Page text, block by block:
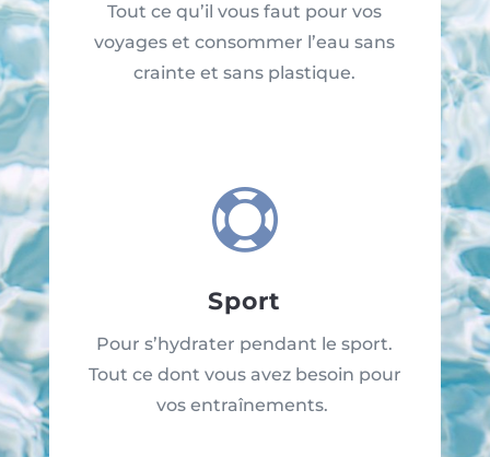
Tout ce qu’il vous faut pour vos
voyages et consommer l’eau sans
crainte et sans plastique.

Sport
Pour s’hydrater pendant le sport.
Tout ce dont vous avez besoin pour
vos entraînements.